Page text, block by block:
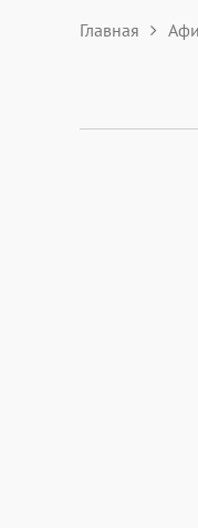
Главная